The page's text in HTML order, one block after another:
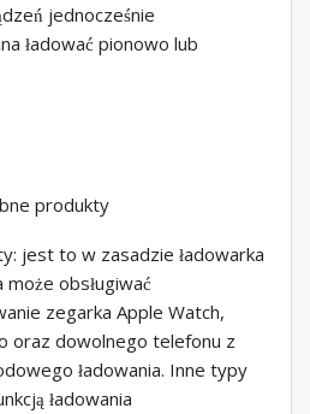
jednocześnie
ładować pionowo lub
produkty
jest to w zasadzie ładowarka
obsługiwać
zegarka Apple Watch,
oraz dowolnego telefonu z
ładowania. Inne typy
ładowania